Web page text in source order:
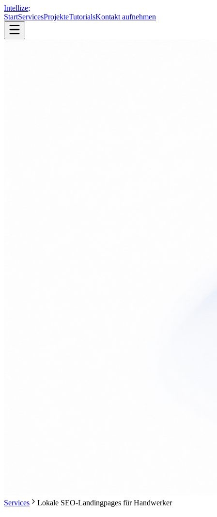
Intellize;
StartServicesProjekteTutorialsKontakt aufnehmen
Services Lokale SEO-Landingpages für Handwerker